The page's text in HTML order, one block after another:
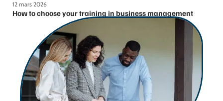
12 mars 2026
How to choose your training in business management